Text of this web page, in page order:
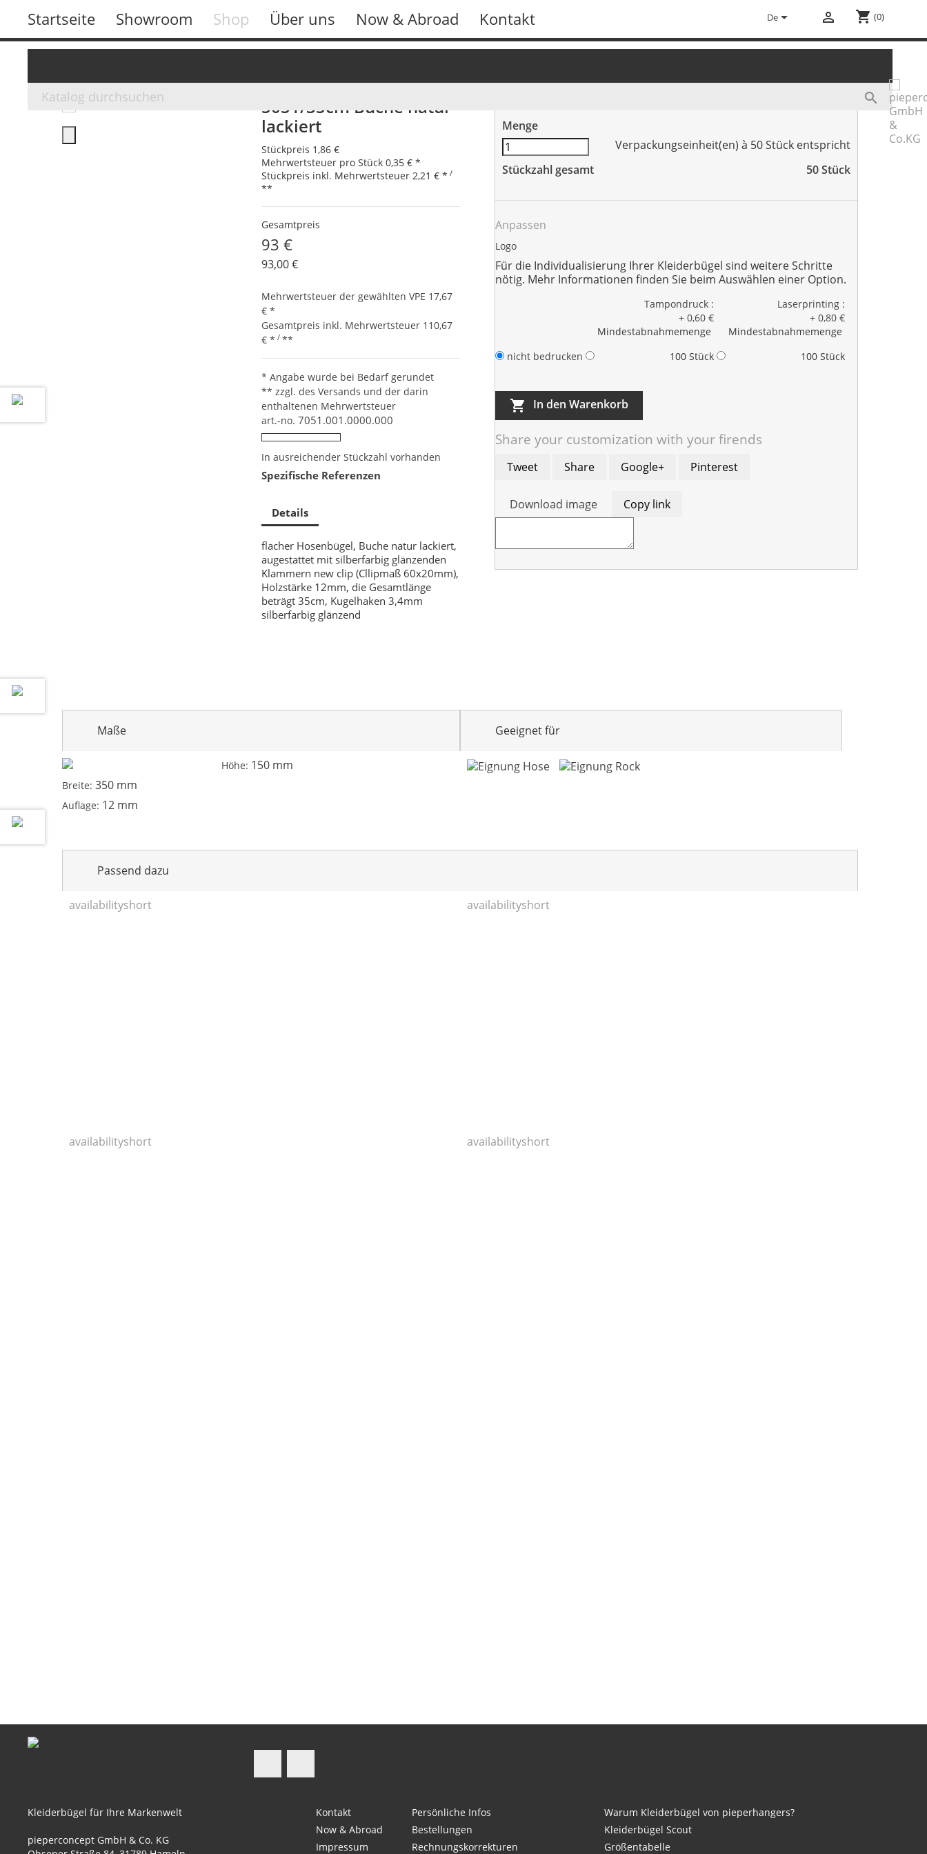
Startseite Showroom Shop Über uns Now & Abroad Kontakt De  shopping_cart (0)

5051/35cm Buche natur
lackiert
Stückpreis 1,86 €
Mehrwertsteuer pro Stück 0,35 €*
Stückpreis inkl. Mehrwertsteuer 2,21 €* /
**
Gesamtpreis
93 €
93,00 €
Mehrwertsteuer der gewählten VPE 17,67
€*
Gesamtpreis inkl. Mehrwertsteuer 110,67
€* / **
* Angabe wurde bei Bedarf gerundet
** zzgl. des Versands und der darin
enthaltenen Mehrwertsteuer
art.-no. 7051.001.0000.000
In ausreichender Stückzahl vorhanden
Spezifische Referenzen
Details
flacher Hosenbügel, Buche natur lackiert,
augestattet mit silberfarbig glänzenden
Klammern new clip (Cllipmaß 60x20mm),
Holzstärke 12mm, die Gesamtlänge
beträgt 35cm, Kugelhaken 3,4mm
silberfarbig glänzend
Menge
Verpackungseinheit(en) à 50 Stück entspricht
Stückzahl gesamt
50Stück
Anpassen
Logo
Für die Individualisierung Ihrer Kleiderbügel sind weitere Schritte
nötig. Mehr Informationen finden Sie beim Auswählen einer Option.
nicht bedrucken
Tampondruck :
+ 0,60 €
Mindestabnahmemenge
100 Stück
Laserprinting :
+ 0,80 €
Mindestabnahmemenge
100 Stück
 In den Warenkorb
Share your customization with your firends
Tweet Share Google+ Pinterest
Download image Copy link
Maße
Höhe: 150 mm
Breite: 350 mm
Auflage: 12 mm
Geeignet für
Passend dazu
availabilityshort availabilityshort
availabilityshort availabilityshort
Kleiderbügel für Ihre Markenwelt
pieperconcept GmbH & Co. KG
Kontakt
Now & Abroad
Impressum
Persönliche Infos
Bestellungen
Rechnungskorrekturen
Warum Kleiderbügel von pieperhangers?
Kleiderbügel Scout
Größentabelle